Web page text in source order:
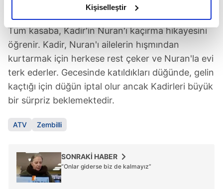
olduğunu ve sizlere en iyi içerikleri sunabilmek adına
elimizden gelen çabayı gösterdiğimizi ve bu noktada,
reklamların maliyetlerimizi karşılamak noktasında tek gelir
kalemimiz olduğunu sizlere hatırlatmak isteriz.
Her halükârda, kullanıcılar, bu çerezlere izin vermedikleri
takdirde, kullanıcılara hedefli reklamlar
gösterilmeyecektir."
Sitemizde kendimize ve üçüncü kişilere ait çerezler
toplumu hizmetlerinin sunulması amacıyla
kullanılmaktadır. Diğer çerezler, sitemizin daha işlevsel
kılınması ve kişiselleştirilmesi ve sizlere yönelik
Kişiselleştir
Tüm kasaba, Kadir'in Nuran'ı kaçırma hikayesini
öğrenir. Kadir, Nuran'ı ailelerin hışmından
kurtarmak için herkese rest çeker ve Nuran'la evi
terk ederler. Gecesinde katıldıkları düğünde, gelin
kaçtığı için düğün iptal olur ancak Kadirleri büyük
bir sürpriz beklemektedir.
ATV Zembilli
SONRAKİ HABER
“Onlar giderse biz de kalmayız”